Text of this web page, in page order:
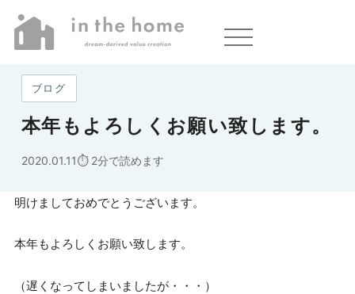
ホーム» 本年もよろしくお願い致します。
ブログ
本年もよろしくお願い致します。
2020.01.11 2分で読めます
明けましておめでとうございます。
本年もよろしくお願い致します。
（遅くなってしまいましたが・・・）